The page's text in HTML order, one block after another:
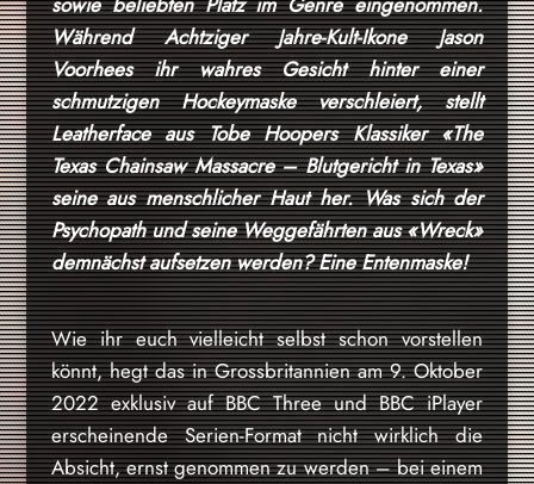
Während Achtziger Jahre-Kult-Ikone Jason
Voorhees ihr wahres Gesicht hinter einer
schmutzigen Hockeymaske verschleiert, stellt
Leatherface aus Tobe Hoopers Klassiker «The
Texas Chainsaw Massacre – Blutgericht in Texas»
seine aus menschlicher Haut her. Was sich der
Psychopath und seine Weggefährten aus «Wreck»
demnächst aufsetzen werden? Eine Entenmaske!
Wie ihr euch vielleicht selbst schon vorstellen
könnt, hegt das in Grossbritannien am 9. Oktober
2022 exklusiv auf BBC Three und BBC iPlayer
erscheinende Serien-Format nicht wirklich die
Absicht, ernst genommen zu werden – bei einem